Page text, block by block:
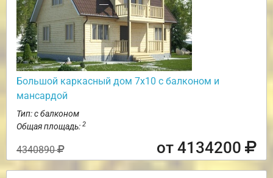
Большой каркасный дом 7х10 с балконом и
мансардой
Тип: с балконом
Общая площадь: 2
4340890 от 4134200